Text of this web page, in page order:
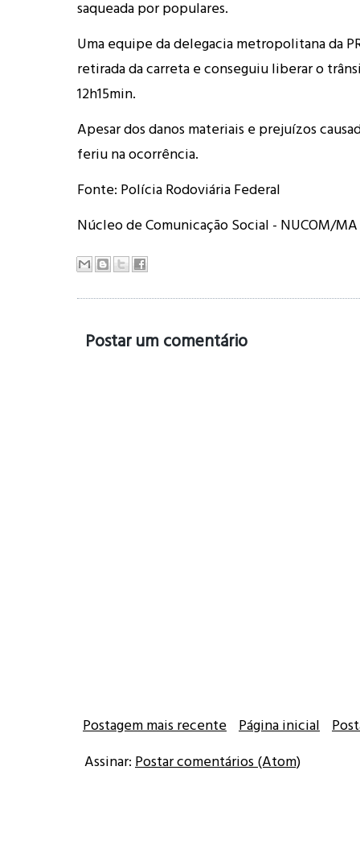
saqueada por populares.
Uma equipe da delegacia metropolitana da
retirada da carreta e conseguiu liberar o
12h15min.
Apesar dos danos materiais e prejuízos
feriu na ocorrência.
Fonte: Polícia Rodoviária Federal
Núcleo de Comunicação Social - NUCOM/MA
Postar um comentário
Postagem mais recente Página inicial
Assinar: Postar comentários (Atom)